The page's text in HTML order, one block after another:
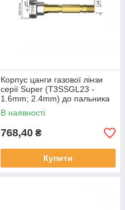
Корпус цанги газової лінзи
серії Super (T3SSGL23 -
1.6mm; 2.4mm) до пальника
T3FX серії ARC
В наявності
768,40 ₴
Купити